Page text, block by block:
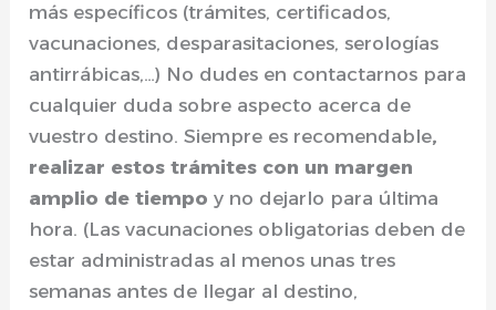
más específicos (trámites, certificados,
vacunaciones, desparasitaciones, serologías
antirrábicas,…) No dudes en contactarnos para
cualquier duda sobre aspecto acerca de
vuestro destino. Siempre es recomendable,
realizar estos trámites con un margen
amplio de tiempo y no dejarlo para última
hora. (Las vacunaciones obligatorias deben de
estar administradas al menos unas tres
semanas antes de llegar al destino,